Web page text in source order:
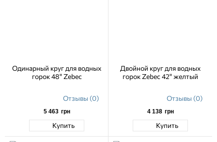
Одинарный круг для водных
горок 48" Zebec
Отзывы (0)
5 463 грн
Купить
Двойной круг для водных
горок Zebec 42" желтый
Отзывы (0)
4 138 грн
Купить